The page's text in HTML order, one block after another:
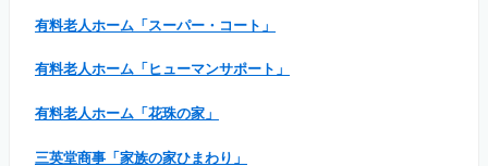
有料老人ホーム「スーパー・コート」
有料老人ホーム「ヒューマンサポート」
有料老人ホーム「花珠の家」
三英堂商事「家族の家ひまわり」